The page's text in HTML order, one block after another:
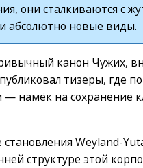
они сталкиваются с
абсолютно новые виды.
канон Чужих,
тизеры, где
намёк на сохранение
Weyland-
структуре этой